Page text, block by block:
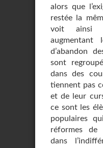
alors que
restée la
voit ainsi
augmentant
d’abandon
sont
dans des
tiennent pas
et de leur
ce sont les
populaires
réformes de
dans